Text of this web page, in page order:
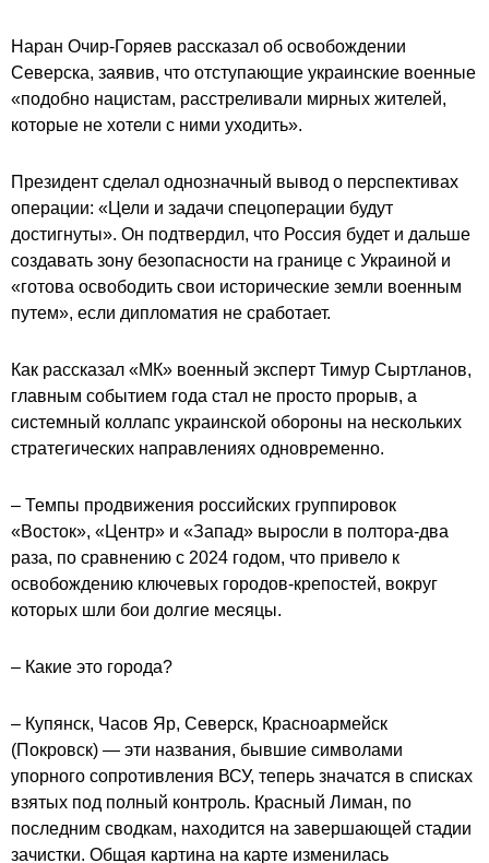
Наран Очир-Горяев рассказал об освобождении
Северска, заявив, что отступающие украинские военные
«подобно нацистам, расстреливали мирных жителей,
которые не хотели с ними уходить».
Президент сделал однозначный вывод о перспективах
операции: «Цели и задачи спецоперации будут
достигнуты». Он подтвердил, что Россия будет и дальше
создавать зону безопасности на границе с Украиной и
«готова освободить свои исторические земли военным
путем», если дипломатия не сработает.
Как рассказал «МК» военный эксперт Тимур Сыртланов,
главным событием года стал не просто прорыв, а
системный коллапс украинской обороны на нескольких
стратегических направлениях одновременно.
– Темпы продвижения российских группировок
«Восток», «Центр» и «Запад» выросли в полтора-два
раза, по сравнению с 2024 годом, что привело к
освобождению ключевых городов-крепостей, вокруг
которых шли бои долгие месяцы.
– Какие это города?
– Купянск, Часов Яр, Северск, Красноармейск
(Покровск) — эти названия, бывшие символами
упорного сопротивления ВСУ, теперь значатся в списках
взятых под полный контроль. Красный Лиман, по
последним сводкам, находится на завершающей стадии
зачистки. Общая картина на карте изменилась